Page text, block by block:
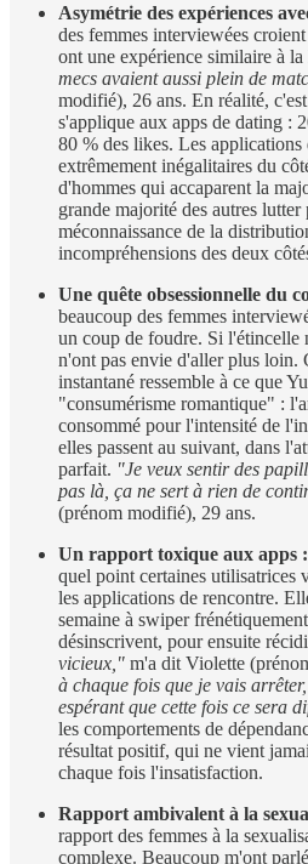
Asymétrie des expériences
des femmes interviewées
ont une expérience similaire à la
mecs avaient aussi plein de
modifié), 26 ans. En réalité,
s'applique aux apps de dating :
80 % des likes. Les applications
extrêmement inégalitaires du
d'hommes qui accaparent la
grande majorité des autres
méconnaissance de la
incompréhensions des deux
Une quête obsessionnelle du
beaucoup des femmes
un coup de foudre. Si l'étincelle
n'ont pas envie d'aller plus loin.
instantané ressemble à ce que
"consumérisme romantique" :
consommé pour l'intensité de
elles passent au suivant, dans
parfait. "Je veux sentir des
pas là, ça ne sert à rien de
(prénom modifié), 29 ans.
Un rapport toxique aux apps :
quel point certaines utilisatrices
les applications de rencontre.
semaine à swiper
désinscrivent, pour ensuite
vicieux," m'a dit Violette
à chaque fois que je vais
espérant que cette fois ce sera
les comportements de
résultat positif, qui ne vient
chaque fois l'insatisfaction.
Rapport ambivalent à la
rapport des femmes à la
complexe. Beaucoup m'ont